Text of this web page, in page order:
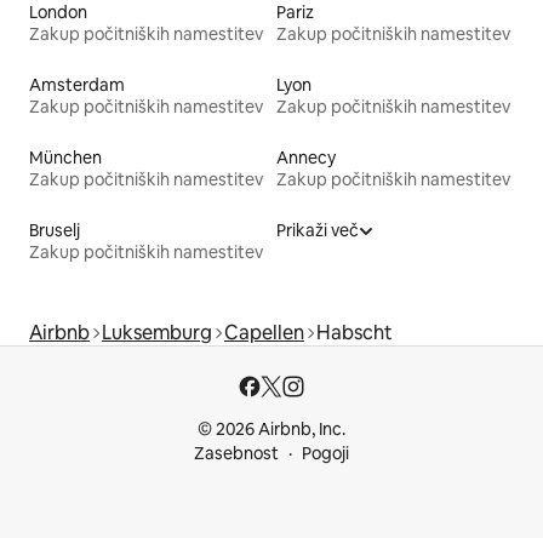
London
Zakup počitniških namestitev
Pariz
Zakup počitniških namestitev
Amsterdam
Zakup počitniških namestitev
Lyon
Zakup počitniških namestitev
München
Zakup počitniških namestitev
Annecy
Zakup počitniških namestitev
Bruselj
Zakup počitniških namestitev
Prikaži več
Airbnb Luksemburg Capellen Habscht
© 2026 Airbnb, Inc.
Zasebnost
Pogoji